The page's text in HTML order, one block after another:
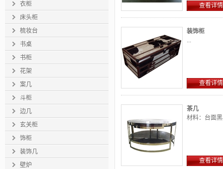
衣柜
床头柜
梳妆台
书桌
书柜
花架
案几
斗柜
边几
玄关柜
饰柜
装饰几
壁炉
查看详情
装饰柜
...
查看详情
茶几
材料：台面
查看详情